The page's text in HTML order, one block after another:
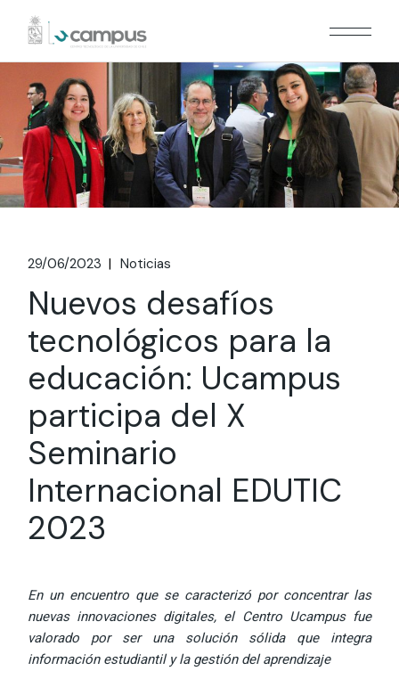
content
29/06/2023 Noticias
Nuevos desafíos
tecnológicos para la
educación: Ucampus
participa del X
Seminario
Internacional EDUTIC
2023
En un encuentro que se caracterizó por concentrar las
nuevas innovaciones digitales, el Centro Ucampus fue
valorado por ser una solución sólida que integra
información estudiantil y la gestión del aprendizaje